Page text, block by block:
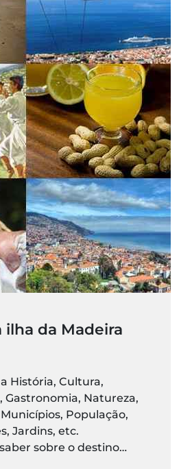
ilha da Madeira
História, Cultura,
Gastronomia, Natureza,
População,
Jardins, etc.
sobre o destino